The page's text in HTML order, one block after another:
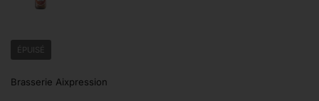
ÉPUISÉ
Brasserie Aixpression